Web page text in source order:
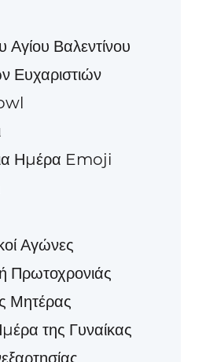
Αγίου Βαλεντίνου
Ευχαριστιών
Ημέρα Emoji
Αγώνες
Πρωτοχρονιάς
Μητέρας
της Γυναίκας